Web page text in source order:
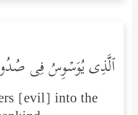
ٱلَّذِی یُوَسۡوِسُ فِی
[evil] into the